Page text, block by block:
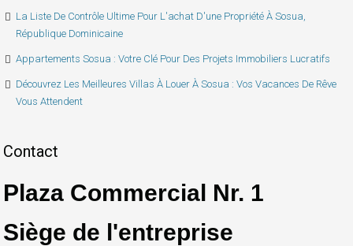
La Liste De Contrôle Ultime Pour L'achat D'une Propriété À Sosua,
République Dominicaine
Appartements Sosua : Votre Clé Pour Des Projets Immobiliers Lucratifs
Découvrez Les Meilleures Villas À Louer À Sosua : Vos Vacances De Rêve
Vous Attendent
Contact
Plaza Commercial Nr. 1
Siège de l'entreprise